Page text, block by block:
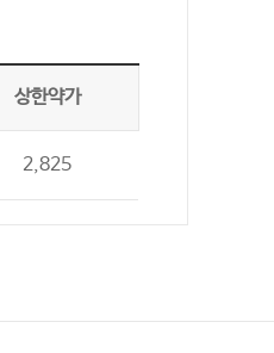
상한약가
2,825